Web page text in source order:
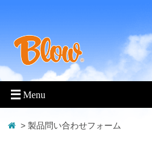
> 製品問い合わせフォーム